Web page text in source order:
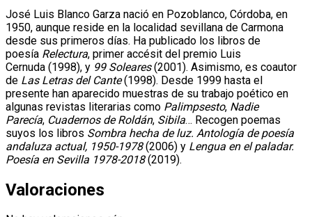
José Luis Blanco Garza nació en Pozoblanco, Córdoba, en
1950, aunque reside en la localidad sevillana de Carmona
desde sus primeros días. Ha publicado los libros de
poesía Relectura, primer accésit del premio Luis
Cernuda (1998), y 99 Soleares(2001). Asimismo, es coautor
de Las Letras del Cante(1998). Desde 1999 hasta el
presente han aparecido muestras de su trabajo poético en
algunas revistas literarias como Palimpsesto, Nadie
Parecía, Cuadernos de Roldán, Sibila… Recogen poemas
suyos los libros Sombra hecha de luz. Antología de poesía
andaluza actual, 1950-1978(2006) y Lengua en el paladar.
Poesía en Sevilla 1978-2018(2019).
Valoraciones